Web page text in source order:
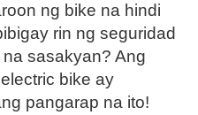
ng bike na hindi
rin ng seguridad
sasakyan? Ang
bike ay
pangarap na ito!